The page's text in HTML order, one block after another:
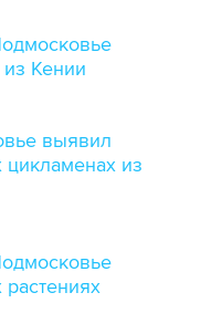
Кении
выявил
из